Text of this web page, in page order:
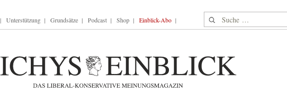
Unterstützung Grundsätze Podcast Shop Einblick-Abo Suche nach: